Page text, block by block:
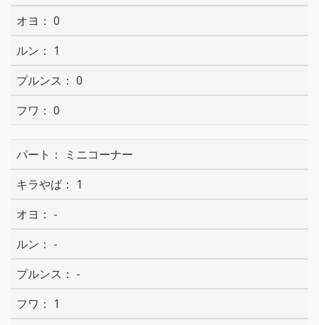
0
1
0
0
ミニコーナー
1
-
-
-
1